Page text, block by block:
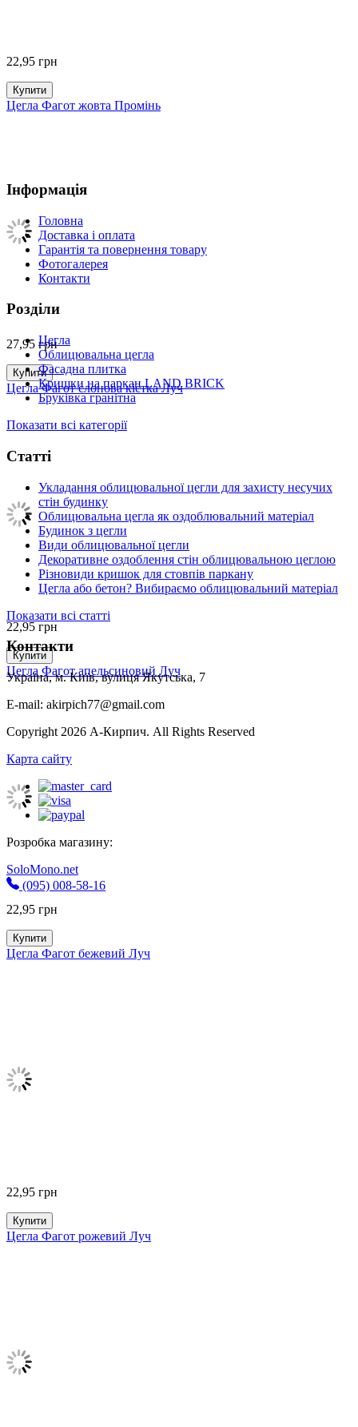
22,95 грн
Купити
Цегла Фагот жовта Промінь
27,95 грн
Купити
Цегла Фагот слонова кістка Луч
22,95 грн
Купити
Цегла Фагот апельсиновий Луч
22,95 грн
Купити
Цегла Фагот бежевий Луч
22,95 грн
Купити
Цегла Фагот рожевий Луч
Інформація
Головна
Доставка і оплата
Гарантія та повернення товару
Фотогалерея
Контакти
Розділи
Цегла
Облицювальна цегла
Фасадна плитка
Кришки на паркан LAND BRICK
Бруківка гранітна
Показати всі категорії
Статті
Укладання облицювальної цегли для захисту несучих
стін будинку
Облицювальна цегла як оздоблювальний матеріал
Будинок з цегли
Види облицювальної цегли
Декоративне оздоблення стін облицювальною цеглою
Різновиди кришок для стовпів паркану
Цегла або бетон? Вибираємо облицювальний матеріал
Показати всі статті
Контакти
Україна, м. Київ, вулиця Якутська, 7
E-mail: akirpich77@gmail.com
Copyright 2026 А-Кирпич. All Rights Reserved
Карта сайту
Розробка магазину:
SoloMono.net
(095) 008-58-16